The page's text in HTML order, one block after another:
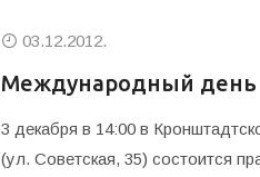
03.12.2012.
Международный день
3 декабря в 14:00 в
(ул. Советская, 35) состоится